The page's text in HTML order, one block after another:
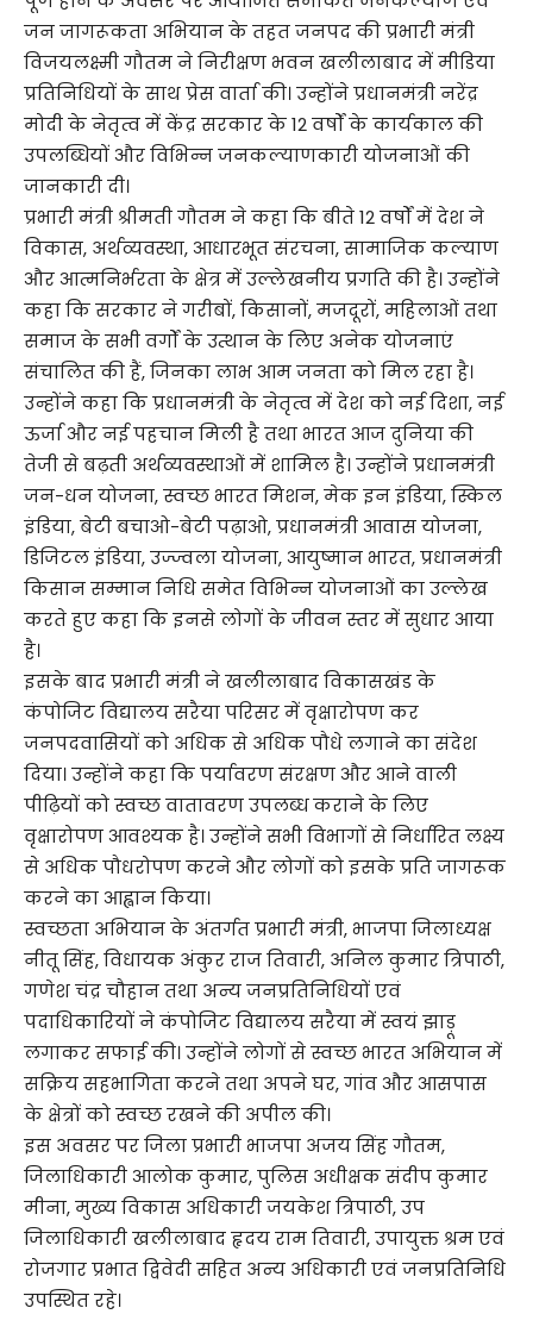
जन जागरूकता अभियान के तहत जनपद की प्रभारी मंत्री
विजयलक्ष्मी गौतम ने निरीक्षण भवन खलीलाबाद में मीडिया
प्रतिनिधियों के साथ प्रेस वार्ता की। उन्होंने प्रधानमंत्री नरेंद्र
मोदी के नेतृत्व में केंद्र सरकार के 12 वर्षों के कार्यकाल की
उपलब्धियों और विभिन्न जनकल्याणकारी योजनाओं की
जानकारी दी।
प्रभारी मंत्री श्रीमती गौतम ने कहा कि बीते 12 वर्षों में देश ने
विकास, अर्थव्यवस्था, आधारभूत संरचना, सामाजिक कल्याण
और आत्मनिर्भरता के क्षेत्र में उल्लेखनीय प्रगति की है। उन्होंने
कहा कि सरकार ने गरीबों, किसानों, मजदूरों, महिलाओं तथा
समाज के सभी वर्गों के उत्थान के लिए अनेक योजनाएं
संचालित की हैं, जिनका लाभ आम जनता को मिल रहा है।
उन्होंने कहा कि प्रधानमंत्री के नेतृत्व में देश को नई दिशा, नई
ऊर्जा और नई पहचान मिली है तथा भारत आज दुनिया की
तेजी से बढ़ती अर्थव्यवस्थाओं में शामिल है। उन्होंने प्रधानमंत्री
जन-धन योजना, स्वच्छ भारत मिशन, मेक इन इंडिया, स्किल
इंडिया, बेटी बचाओ-बेटी पढ़ाओ, प्रधानमंत्री आवास योजना,
डिजिटल इंडिया, उज्ज्वला योजना, आयुष्मान भारत, प्रधानमंत्री
किसान सम्मान निधि समेत विभिन्न योजनाओं का उल्लेख
करते हुए कहा कि इनसे लोगों के जीवन स्तर में सुधार आया
है।
इसके बाद प्रभारी मंत्री ने खलीलाबाद विकासखंड के
कंपोजिट विद्यालय सरैया परिसर में वृक्षारोपण कर
जनपदवासियों को अधिक से अधिक पौधे लगाने का संदेश
दिया। उन्होंने कहा कि पर्यावरण संरक्षण और आने वाली
पीढ़ियों को स्वच्छ वातावरण उपलब्ध कराने के लिए
वृक्षारोपण आवश्यक है। उन्होंने सभी विभागों से निर्धारित लक्ष्य
से अधिक पौधरोपण करने और लोगों को इसके प्रति जागरूक
करने का आह्वान किया।
स्वच्छता अभियान के अंतर्गत प्रभारी मंत्री, भाजपा जिलाध्यक्ष
नीतू सिंह, विधायक अंकुर राज तिवारी, अनिल कुमार त्रिपाठी,
गणेश चंद्र चौहान तथा अन्य जनप्रतिनिधियों एवं
पदाधिकारियों ने कंपोजिट विद्यालय सरैया में स्वयं झाड़ू
लगाकर सफाई की। उन्होंने लोगों से स्वच्छ भारत अभियान में
सक्रिय सहभागिता करने तथा अपने घर, गांव और आसपास
के क्षेत्रों को स्वच्छ रखने की अपील की।
इस अवसर पर जिला प्रभारी भाजपा अजय सिंह गौतम,
जिलाधिकारी आलोक कुमार, पुलिस अधीक्षक संदीप कुमार
मीना, मुख्य विकास अधिकारी जयकेश त्रिपाठी, उप
जिलाधिकारी खलीलाबाद हृदय राम तिवारी, उपायुक्त श्रम एवं
रोजगार प्रभात द्विवेदी सहित अन्य अधिकारी एवं जनप्रतिनिधि
उपस्थित रहे।